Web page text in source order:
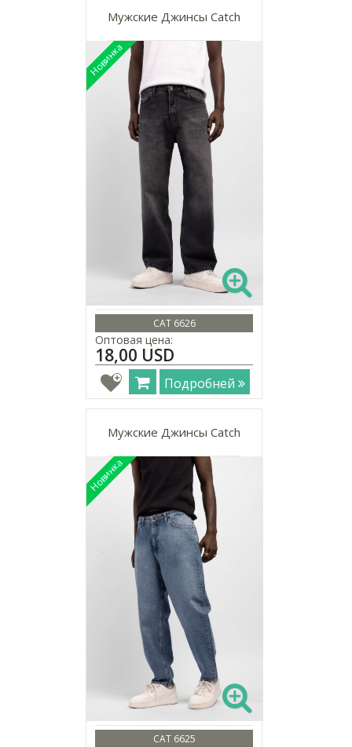
Мужские Джинсы Catch
CAT 6626
Оптовая цена:
18,00 USD
Подробней
Мужские Джинсы Catch
CAT 6625